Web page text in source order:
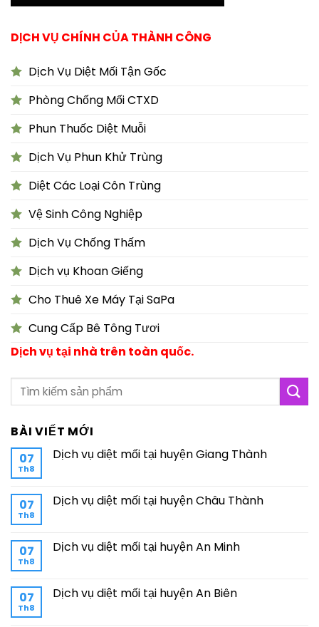
DỊCH VỤ CHÍNH CỦA THÀNH CÔNG
Dịch Vụ Diệt Mối Tận Gốc
Phòng Chống Mối CTXD
Phun Thuốc Diệt Muỗi
Dịch Vụ Phun Khử Trùng
Diệt Các Loại Côn Trùng
Vệ Sinh Công Nghiệp
Dịch Vụ Chống Thấm
Dịch vụ Khoan Giếng
Cho Thuê Xe Máy Tại SaPa
Cung Cấp Bê Tông Tươi
Dịch vụ tại nhà trên toàn quốc.
BÀI VIẾT MỚI
07
Th8
Dịch vụ diệt mối tại huyện Giang Thành
07
Th8
Dịch vụ diệt mối tại huyện Châu Thành
07
Th8
Dịch vụ diệt mối tại huyện An Minh
07
Th8
Dịch vụ diệt mối tại huyện An Biên